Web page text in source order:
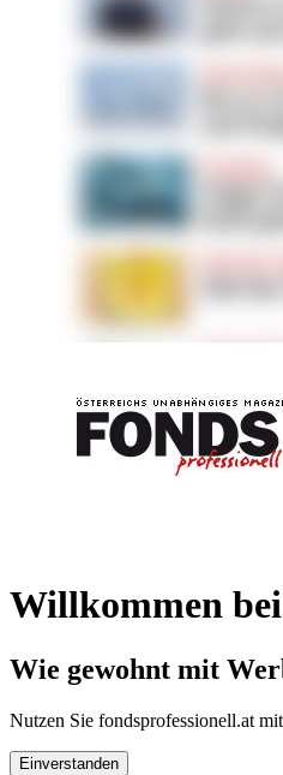
Willkommen bei
Wie gewohnt mit
Nutzen Sie fondsprofessionell.at
Einverstanden